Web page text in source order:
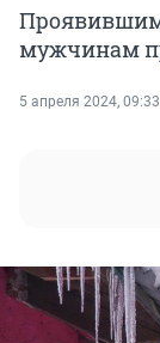
мужчинам
5 апреля 2024, 09:33